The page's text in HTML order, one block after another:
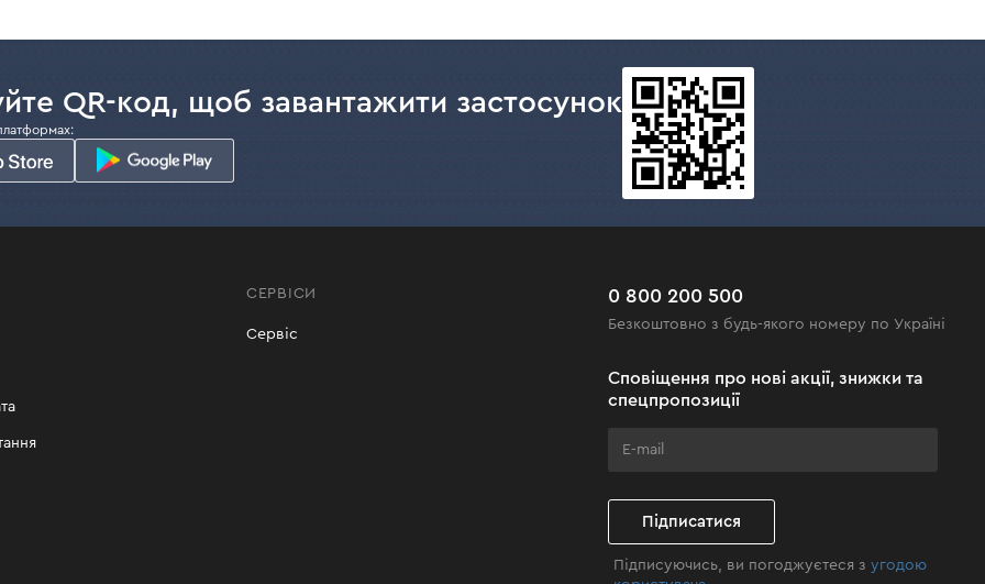
техніки Dnipro-M
аератор-скарифікатор для обробки невеликих ділянок.
валами, які просто замінюються.
важелем.
QR-код, щоб завантажити застосунок
СЕРВІСИ
Сервіс
0 800 200 500
Безкоштовно з будь-якого номеру по Україні
Сповіщення про нові акції, знижки та
спецпропозиції
Підписатися
Підписуючись, ви погоджуєтеся з угодою